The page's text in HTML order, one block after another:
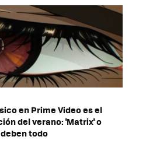
en Prime Video es el
del verano: 'Matrix' o
todo